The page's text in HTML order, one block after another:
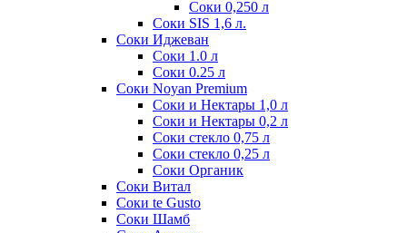
Соки 0,250 л
Соки SIS 1,6 л.
Соки Иджеван
Соки 1.0 л
Соки 0.25 л
Соки Noyan Premium
Соки и Нектары 1,0 л
Соки и Нектары 0,2 л
Соки стекло 0,75 л
Соки стекло 0,25 л
Соки Органик
Соки Витал
Соки te Gusto
Соки Шамб